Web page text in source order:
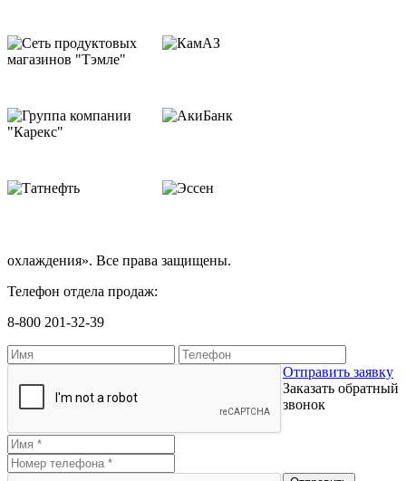
охлаждения». Все права защищены.
Телефон отдела продаж:
8-800 201-32-39
Отправить заявку
Заказать обратный
звонок